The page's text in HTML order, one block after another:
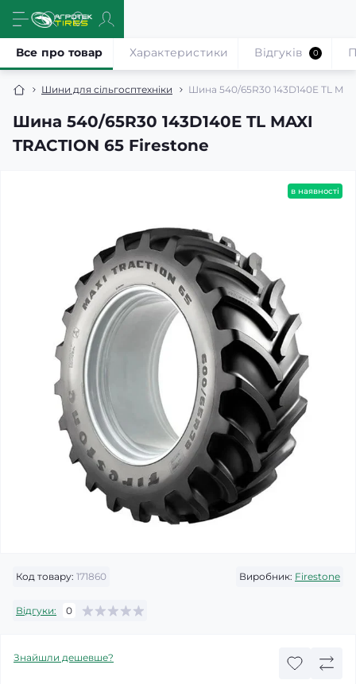
Шини для сільгосптехніки Шина 540/65R30 143D140E TL
Шина 540/65R30 143D140E TL MAXI
TRACTION 65 Firestone
Все про товар Характеристики Відгуків 0
в наявності
Код товару: 171860 Виробник: Firestone
Відгуки: 0
Знайшли дешевше?